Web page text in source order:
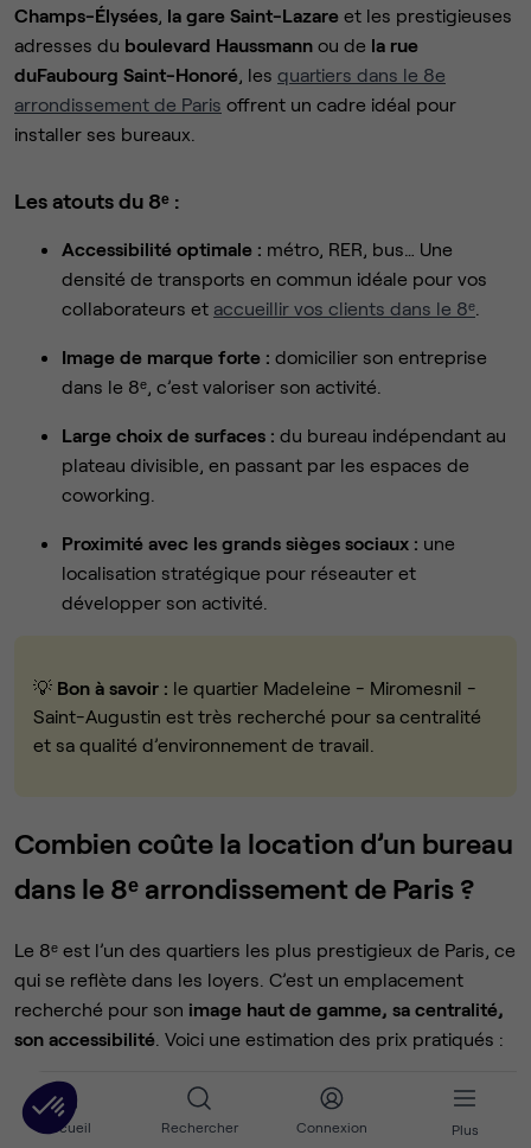
Accueil Rechercher Connexion Plus
Champs-Élysées la gare Saint-Lazare et les prestigieuses
adresses du boulevard Haussmann ou de la rue
duFaubourg Saint-Honoré , les quartiers dans le 8e
arrondissement de Paris offrent un cadre idéal pour
installer ses bureaux.
Les atouts du 8ᵉ :
Accessibilité optimale : métro, RER, bus… Une
densité de transports en commun idéale pour vos
collaborateurs et accueillir vos clients dans le 8ᵉ
Image de marque forte : domicilier son entreprise
dans le 8ᵉ, c’est valoriser son activité.
Large choix de surfaces : du bureau indépendant au
plateau divisible, en passant par les espaces de
coworking.
Proximité avec les grands sièges sociaux : une
localisation stratégique pour réseauter et
développer son activité.
💡 Bon à savoir : le quartier Madeleine - Miromesnil -
Saint-Augustin est très recherché pour sa centralité
et sa qualité d’environnement de travail.
Combien coûte la location d’un bureau
dans le 8ᵉ arrondissement de Paris ?
Le 8ᵉ est l’un des quartiers les plus prestigieux de Paris, ce
qui se reflète dans les loyers. C’est un emplacement
recherché pour son image haut de gamme, sa centralité,
son accessibilité . Voici une estimation des prix pratiqués :
Type d’espace Prix moyen HT / poste /